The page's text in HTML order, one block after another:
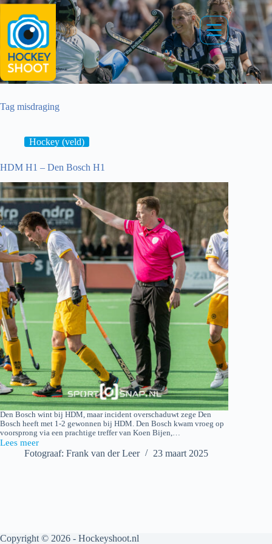
Ga
de
inhoud
Tag misdraging
Hockey (veld)
HDM H1 – Den Bosch H1
Den Bosch wint bij HDM, maar incident overschaduwt zege Den
Bosch heeft met 1-2 gewonnen bij HDM. Den Bosch kwam vroeg op
voorsprong via een prachtige treffer van Koen Bijen,…
Lees meer
HDM
Fotograaf: Frank van der Leer 23 maart 2025
Copyright © 2026 - Hockeyshoot.nl